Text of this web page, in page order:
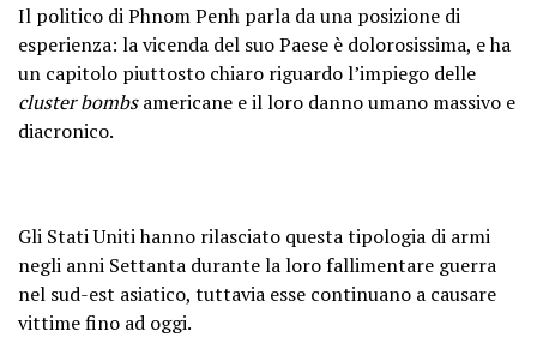
Il politico di Phnom Penh parla da una posizione di
esperienza: la vicenda del suo Paese è dolorosissima, e ha
un capitolo piuttosto chiaro riguardo l’impiego delle
cluster bombsamericane e il loro danno umano massivo e
diacronico.
Gli Stati Uniti hanno rilasciato questa tipologia di armi
negli anni Settanta durante la loro fallimentare guerra
nel sud-est asiatico, tuttavia esse continuano a causare
vittime fino ad oggi.